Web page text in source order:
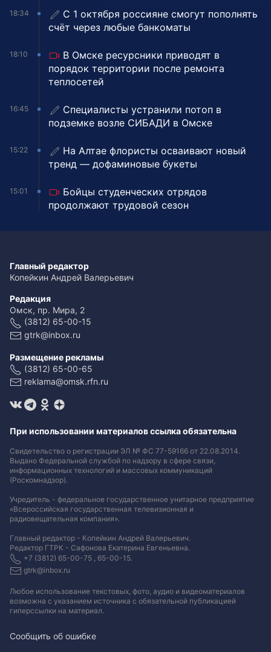
18:34
С 1 октября россияне смогут пополнять
счёт через любые банкоматы
18:10
В Омске ресурсники приводят в
порядок территории после ремонта
теплосетей
16:45
Специалисты устранили потоп в
подземке возле СИБАДИ в Омске
15:22
На Алтае флористы осваивают новый
тренд — дофаминовые букеты
15:01
Бойцы студенческих отрядов
продолжают трудовой сезон
Главный редактор
Копейкин Андрей Валерьевич
Редакция
Омск, пр. Мира, 2
(3812) 65-00-15
gtrk@inbox.ru
Размещение рекламы
(3812) 65-00-65
reklama@omsk.rfn.ru
При использовании материалов ссылка обязательна
Свидетельство о регистрации ЭЛ № ФС 77-59166 от 22.08.2014.
Выдано Федеральной службой по надзору в сфере связи,
информационных технологий и массовых коммуникаций
(Роскомнадзор).
Учредитель - федеральное государственное унитарное предприятие
«Всероссийская государственная телевизионная и
радиовещательная компания».
Главный редактор - Копейкин Андрей Валерьевич.
Редактор ГТРК - Сафонова Екатерина Евгеньевна.
+7 (3812) 65-00-75 , 65-00-15.
gtrk@inbox.ru
Любое использование текстовых, фото, аудио и видеоматериалов
возможна с указанием источника с обязательной публикацией
гиперссылки на материал.
Сообщить об ошибке